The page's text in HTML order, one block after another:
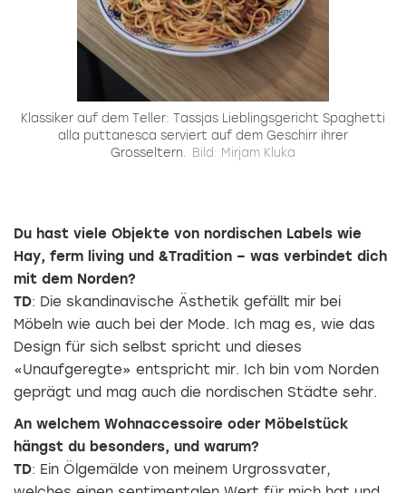
Klassiker auf dem Teller: Tassjas Lieblingsgericht Spaghetti
alla puttanesca serviert auf dem Geschirr ihrer
Grosseltern.
Bild: Mirjam Kluka
Du hast viele Objekte von nordischen Labels wie
Hay, ferm living und &Tradition – was ver­bindet dich
mit dem Norden?
TD: Die skandinavische Ästhetik gefällt mir bei
Möbeln wie auch bei der Mode. Ich mag es, wie das
Design für sich selbst spricht und dieses
«Unaufgeregte» entspricht mir. Ich bin vom Norden
geprägt und mag auch die nordischen Städte sehr.
An welchem Wohnaccessoire oder Möbelstück
hängst du besonders, und warum?
TD: Ein Ölgemälde von meinem Urgrossvater,